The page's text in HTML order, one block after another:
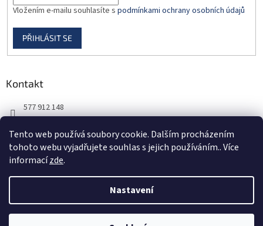
Tento web používá soubory cookie. Dalším procházením
tohoto webu vyjadřujete souhlas s jejich používáním.. Více
informacízde.
Nastavení
Vložením e-mailu souhlasíte s podmínkami ochrany osobních údajů
PŘIHLÁSIT SE
Kontakt
577 912 148
Vytvořil Shoptet